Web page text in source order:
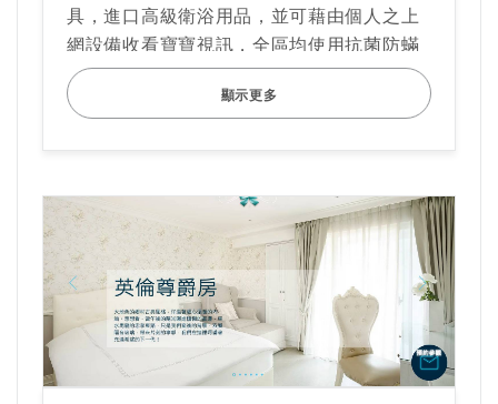
具，進口高級衛浴用品，並可藉由個人之上
網設備收看寶寶視訊，全區均使用抗菌防蟎
寢具，杜絶蟎害，全區24小時採用大金換氣
系統及PM2.5過濾箱進行換氣，帶走髒空
​高貴典雅的新古典風房型，沈浸在藝術的國
度
坪數10.5坪
Queen Size或標準雙人床
Panasonic LED電視
大金獨立冷暖空調
TOTO免治馬桶
顯示更多